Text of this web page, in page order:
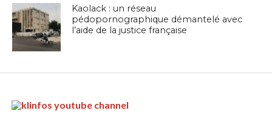
Kaolack : un réseau
pédopornographique démantelé avec
l’aide de la justice française